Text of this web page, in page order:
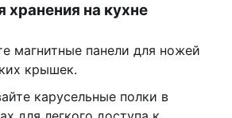
хранения на кухне
магнитные панели для ножей
крышек.
карусельные полки в